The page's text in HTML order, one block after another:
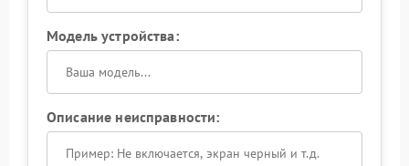
Модель устройства:
Описание неисправности: